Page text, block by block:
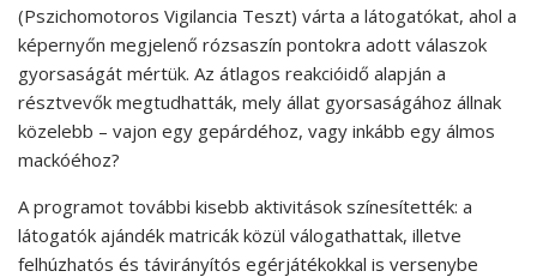
(Pszichomotoros Vigilancia Teszt) várta a látogatókat, ahol a
képernyőn megjelenő rózsaszín pontokra adott válaszok
gyorsaságát mértük. Az átlagos reakcióidő alapján a
résztvevők megtudhatták, mely állat gyorsaságához állnak
közelebb – vajon egy gepárdéhoz, vagy inkább egy álmos
mackóéhoz?
A programot további kisebb aktivitások színesítették: a
látogatók ajándék matricák közül válogathattak, illetve
felhúzhatós és távirányítós egérjátékokkal is versenybe